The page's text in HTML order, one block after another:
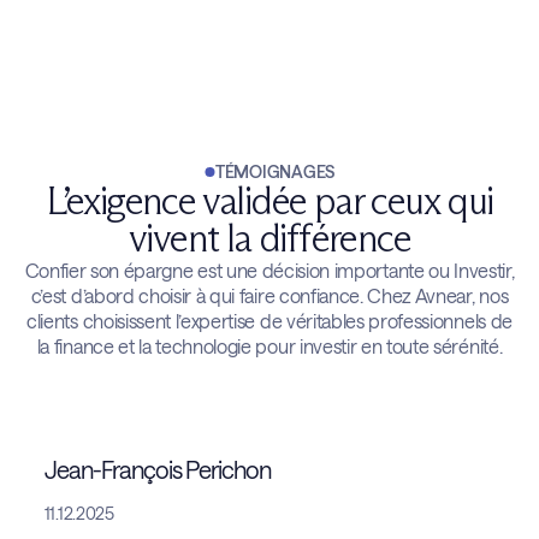
TÉMOIGNAGES
L’exigence validée par ceux qui
vivent la différence
Confier son épargne est une décision importante ou Investir,
c’est d’abord choisir à qui faire confiance. Chez Avnear, nos
clients choisissent l’expertise de véritables professionnels de
la finance et la technologie pour investir en toute sérénité.
Jean-François Perichon
11.12.2025